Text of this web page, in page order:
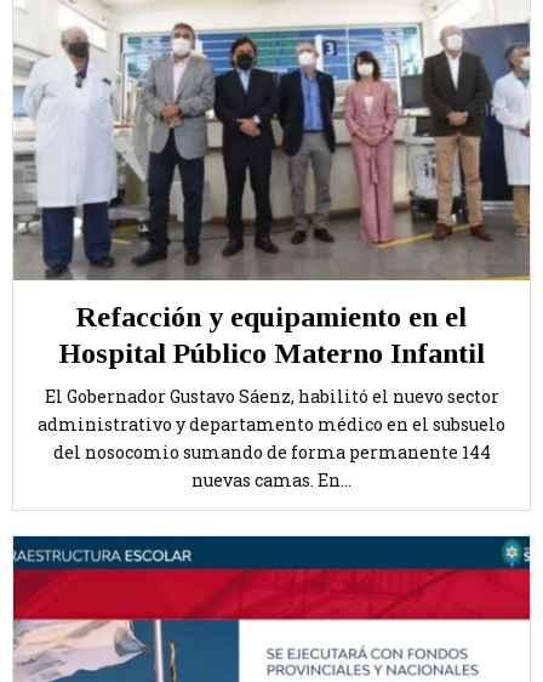
Refacción y equipamiento en el
Hospital Público Materno Infantil
El Gobernador Gustavo Sáenz, habilitó el nuevo sector
administrativo y departamento médico en el subsuelo
del nosocomio sumando de forma permanente 144
nuevas camas. En...